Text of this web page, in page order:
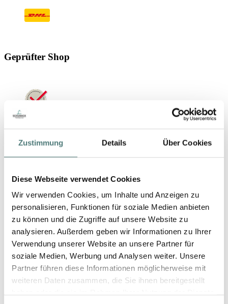
Zustimmung Details Über Cookies
Diese Webseite verwendet Cookies
Wir verwenden Cookies, um Inhalte und Anzeigen zu
personalisieren, Funktionen für soziale Medien anbieten
zu können und die Zugriffe auf unsere Website zu
analysieren. Außerdem geben wir Informationen zu Ihrer
Verwendung unserer Website an unsere Partner für
soziale Medien, Werbung und Analysen weiter. Unsere
Partner führen diese Informationen möglicherweise mit
weiteren Daten zusammen, die Sie ihnen bereitgestellt
Geprüfter Shop
YBPN-Partner
Schön folgen